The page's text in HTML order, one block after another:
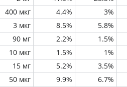
400 мкг 4.4% 3%
3 мкг 8.5% 5.8%
90 мг 2.2% 1.5%
10 мкг 1.5% 1%
15 мг 5.2% 3.5%
50 мкг 9.9% 6.7%